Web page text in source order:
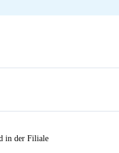
in der Filiale